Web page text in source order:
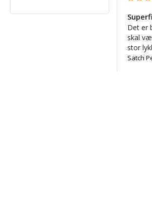
Det er
skal
stor
Satch